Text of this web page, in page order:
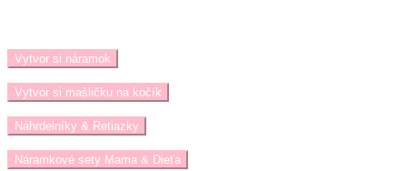
Vytvor si náramok
Vytvor si mašličku na kočík
Náhrdelníky & Retiazky
Náramkové sety Mama & Dieťa